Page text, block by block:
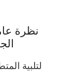
نظرة
لتلبية